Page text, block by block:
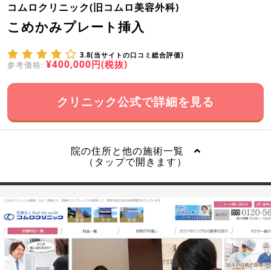
コムロクリニック(旧コムロ美容外科)
こめかみプレート挿入
3.8(当サイトの口コミ総合評価)
参考価格: ¥400,000円(税抜)
クリニック公式で詳細を見る
院の住所と他の施術一覧
（タップで開きます）